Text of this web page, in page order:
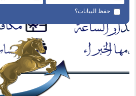
حفظ البيانات؟